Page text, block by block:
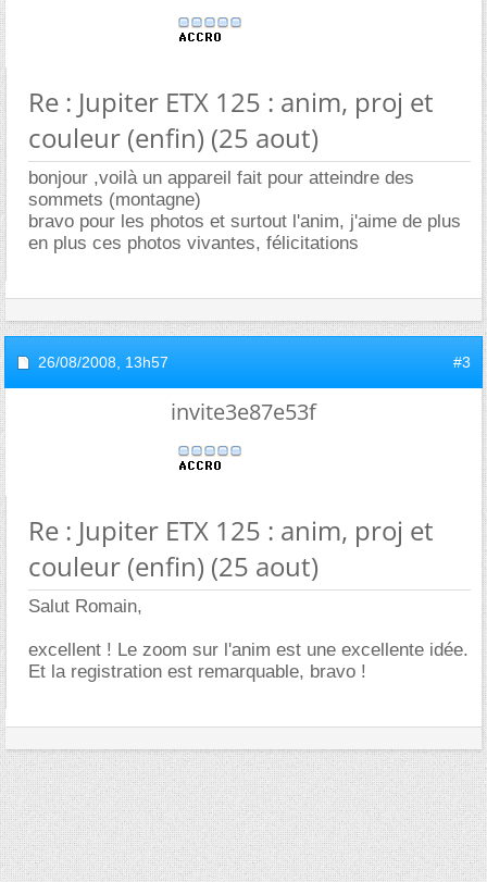
Re : Jupiter ETX 125 : anim, proj et
couleur (enfin) (25 aout)
bonjour ,voilà un appareil fait pour atteindre des
sommets (montagne)
bravo pour les photos et surtout l'anim, j'aime de plus
en plus ces photos vivantes, félicitations
26/08/2008, 13h57 #3
invite3e87e53f
Re : Jupiter ETX 125 : anim, proj et
couleur (enfin) (25 aout)
Salut Romain,
excellent ! Le zoom sur l'anim est une excellente idée.
Et la registration est remarquable, bravo !